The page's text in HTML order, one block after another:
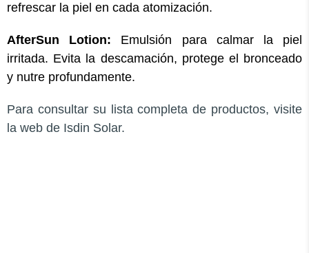
refrescar la piel en cada atomización.
AfterSun Lotion: Emulsión para calmar la piel
irritada. Evita la descamación, protege el bronceado
y nutre profundamente.
Para consultar su lista completa de productos, visite
la web de Isdin Solar.